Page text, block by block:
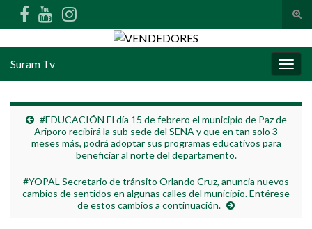
Search for:
Suram Tv
#EDUCACIÓN El día 15 de febrero el municipio de Paz de
Ariporo recibirá la sub sede del SENA y que en tan solo 3
meses más, podrá adoptar sus programas educativos para
beneficiar al norte del departamento.
#YOPAL Secretario de tránsito Orlando Cruz, anuncia nuevos
cambios de sentidos en algunas calles del municipio. Entérese
de estos cambios a continuación.